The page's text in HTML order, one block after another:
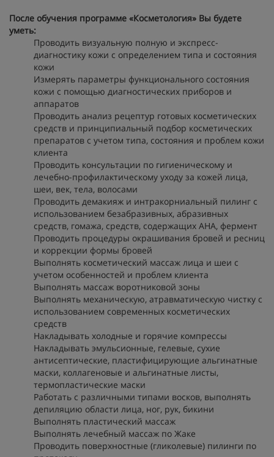
После обучения программе «Косметология» Вы будете
уметь:
Проводить визуальную полную и экспресс-
диагностику кожи с определением типа и состояния
кожи
Измерять параметры функционального состояния
кожи с помощью диагностических приборов и
аппаратов
Проводить анализ рецептур готовых косметических
средств и принципиальный подбор косметических
препаратов с учетом типа, состояния и проблем кожи
клиента
Проводить консультации по гигиеническому и
лечебно-профилактическому уходу за кожей лица,
шеи, век, тела, волосами
Проводить демакияж и интракорниальный пилинг с
использованием безабразивных, абразивных
средств, гомажа, средств, содержащих АНА, фермент
Проводить процедуры окрашивания бровей и ресниц
и коррекции формы бровей
Выполнять косметический массаж лица и шеи с
учетом особенностей и проблем клиента
Выполнять массаж воротниковой зоны
Выполнять механическую, атравматическую чистку с
использованием современных косметических
средств
Накладывать холодные и горячие компрессы
Накладывать эмульсионные, гелевые, сухие
антисептические, пластифицирующие альгинатные
маски, коллагеновые и альгинатные листы,
термопластические маски
Работать с различными типами восков, выполнять
депиляцию области лица, ног, рук, бикини
Выполнять пластический массаж
Выполнять лечебный массаж по Жаке
Проводить поверхностные (гликолевые) пилинги по